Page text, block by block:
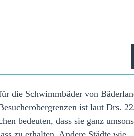
die Schwimmbäder von
ist laut Drs.
bedeuten, dass sie ganz